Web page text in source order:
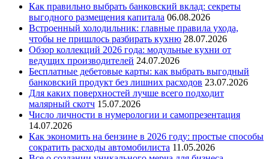
Как правильно выбрать банковский вклад: секреты
выгодного размещения капитала 06.08.2026
Встроенный холодильник: главные правила ухода,
чтобы не пришлось разбирать кухню 28.07.2026
Обзор коллекций 2026 года: модульные кухни от
ведущих производителей 24.07.2026
Бесплатные дебетовые карты: как выбрать выгодный
банковский продукт без лишних расходов 23.07.2026
Для каких поверхностей лучше всего подходит
малярный скотч 15.07.2026
Число личности в нумерологии и самопрезентация
14.07.2026
Как экономить на бензине в 2026 году: простые способы
сократить расходы автомобилиста 11.05.2026